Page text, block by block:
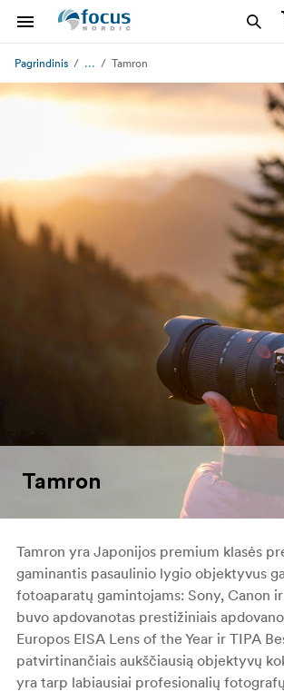
Pagrindinis ... Tamron
Tamron
Tamron yra Japonijos premium klasės
gaminantis pasaulinio lygio objektyvus
fotoaparatų gamintojams: Sony, Canon
buvo apdovanotas prestižiniais
Europos EISA Lens of the Year ir TIPA
patvirtinančiais aukščiausią objektyvų
yra tarp labiausiai profesionalių